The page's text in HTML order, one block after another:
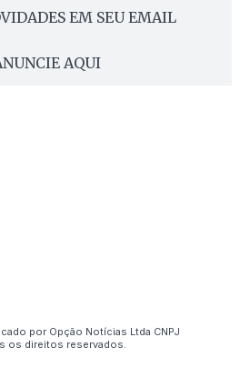
EM SEU EMAIL
AQUI
por Opção Notícias Ltda CNPJ
os direitos reservados.